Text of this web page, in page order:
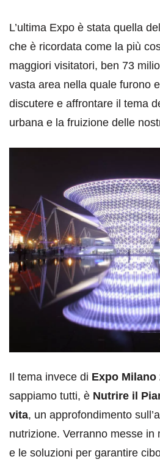
L’ultima Expo è stata quella del
che è ricordata come la più
maggiori visitatori, ben 73
vasta area nella quale furono
discutere e affrontare il tema
urbana e la fruizione delle
Il tema invece di Expo Milano
sappiamo tutti, è Nutrire il
vita, un approfondimento
nutrizione. Verranno messe in
e le soluzioni per garantire